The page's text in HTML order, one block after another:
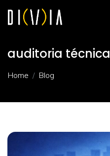
auditoria técnica
Home Blog